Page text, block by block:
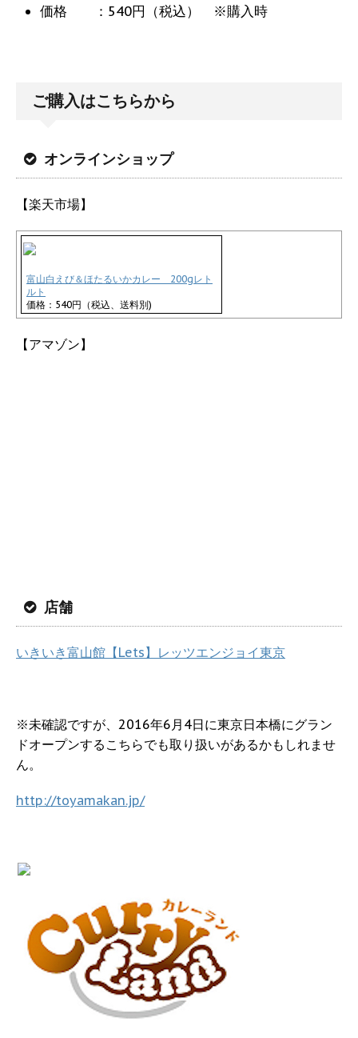
価格 ：540円（税込） ※購入時
ご購入はこちらから
オンラインショップ
【楽天市場】
富山白えび＆ほたるいかカレー 200gレト
ルト
価格：540円（税込、送料別)
【アマゾン】
店舗
いきいき富山館【Lets】レッツエンジョイ東京
※未確認ですが、2016年6月4日に東京日本橋にグラン
ドオープンするこちらでも取り扱いがあるかもしれませ
ん。
http://toyamakan.jp/